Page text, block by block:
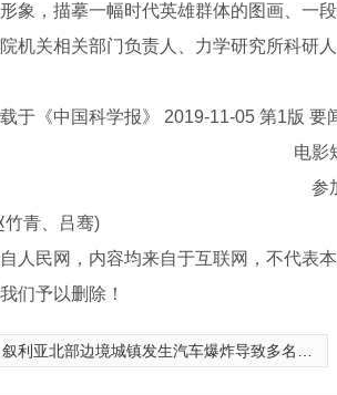
象，描摹一幅时代英雄群体的图画、一
关相关部门负责人、力学研究所科研人
《中国科学报》 2019-11-05 第1版 要
电影
参
竹青、吕骞)
人民网，内容均来自于互联网，不代表
们予以删除！
叙利亚北部边境城镇发生汽车爆炸导致多名平民死伤